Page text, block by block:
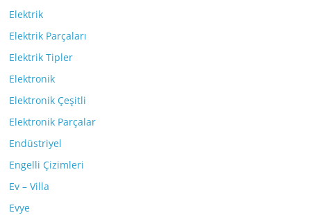
Elektrik
Elektrik Parçaları
Elektrik Tipler
Elektronik
Elektronik Çeşitli
Elektronik Parçalar
Endüstriyel
Engelli Çizimleri
Ev – Villa
Evye